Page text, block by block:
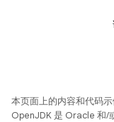
本页面上的内容和代码
OpenJDK 是 Oracle 和/